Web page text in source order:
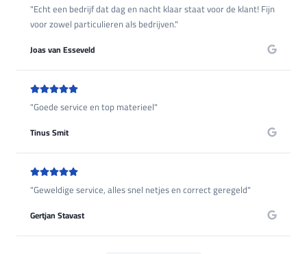
"Echt een bedrijf dat dag en nacht klaar staat voor de klant! Fijn
voor zowel particulieren als bedrijven."
Joas van Esseveld
"Goede service en top materieel"
Tinus Smit
"Geweldige service, alles snel netjes en correct geregeld"
Gertjan Stavast